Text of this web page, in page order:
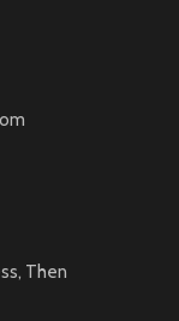
Then